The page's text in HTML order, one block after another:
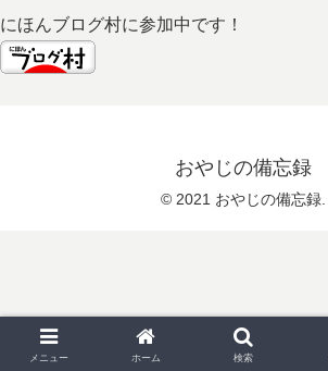
にほんブログ村に参加中です！
おやじの備忘録
© 2021 おやじの備忘録.
メニュー ホーム 検索